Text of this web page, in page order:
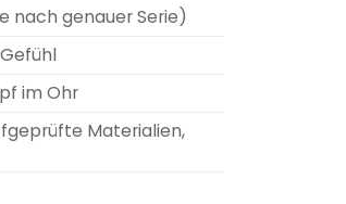
nach genauer Serie)
im Ohr
Materialien,